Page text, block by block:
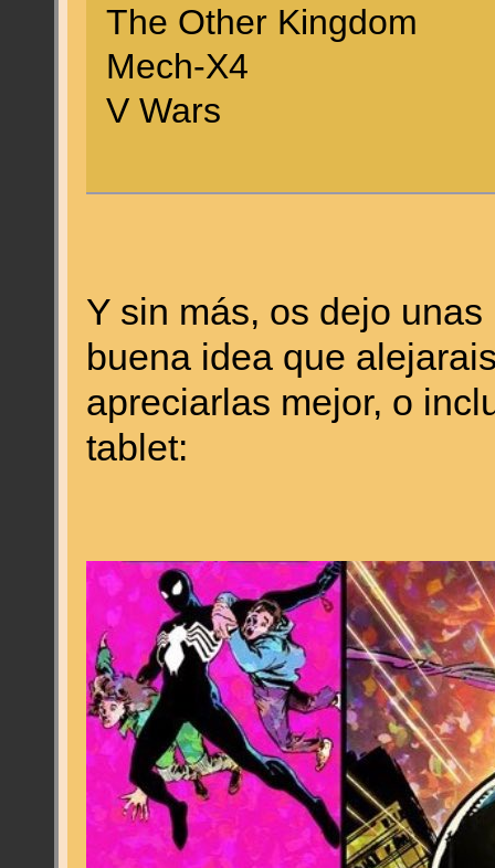
The Other Kingdom
Mech-X4
V Wars
Y sin más, os dejo
buena idea que
apreciarlas mejor, o
tablet: